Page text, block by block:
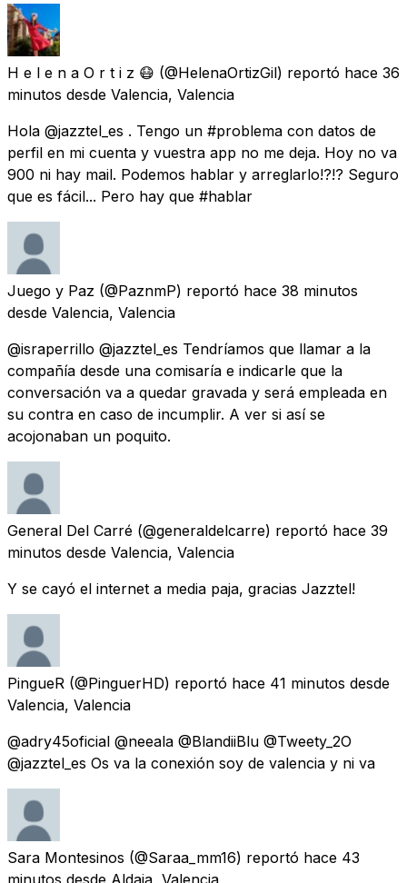
H e l e n a O r t i z 😷 (@HelenaOrtizGil) reportó hace 36
minutos desde Valencia, Valencia
Hola @jazztel_es . Tengo un #problema con datos de
perfil en mi cuenta y vuestra app no me deja. Hoy no va
900 ni hay mail. Podemos hablar y arreglarlo!?!? Seguro
que es fácil... Pero hay que #hablar
Juego y Paz (@PaznmP) reportó hace 38 minutos
desde Valencia, Valencia
@israperrillo @jazztel_es Tendríamos que llamar a la
compañía desde una comisaría e indicarle que la
conversación va a quedar gravada y será empleada en
su contra en caso de incumplir. A ver si así se
acojonaban un poquito.
General Del Carré (@generaldelcarre) reportó hace 39
minutos desde Valencia, Valencia
Y se cayó el internet a media paja, gracias Jazztel!
PingueR (@PinguerHD) reportó hace 41 minutos desde
Valencia, Valencia
@adry45oficial @neeala @BlandiiBlu @Tweety_2O
@jazztel_es Os va la conexión soy de valencia y ni va
Sara Montesinos (@Saraa_mm16) reportó hace 43
minutos desde Aldaia, Valencia